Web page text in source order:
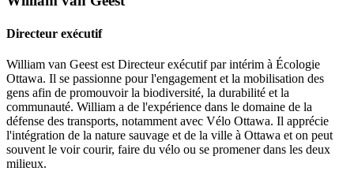
Directeur exécutif
William van Geest est Directeur exécutif par intérim à Écologie
Ottawa. Il se passionne pour l'engagement et la mobilisation des
gens afin de promouvoir la biodiversité, la durabilité et la
communauté. William a de l'expérience dans le domaine de la
défense des transports, notamment avec Vélo Ottawa. Il apprécie
l'intégration de la nature sauvage et de la ville à Ottawa et on peut
souvent le voir courir, faire du vélo ou se promener dans les deux
milieux.